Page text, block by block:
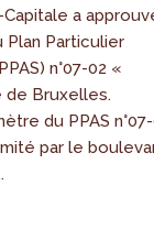
a
Plan Particulier
n°07-02 «
de Bruxelles.
du PPAS
par le